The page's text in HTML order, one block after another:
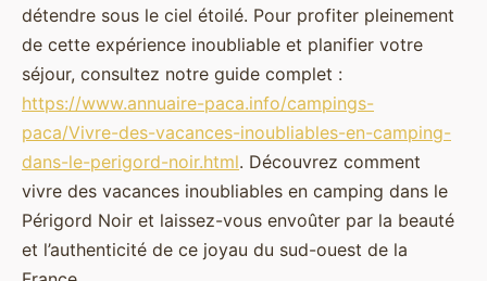
détendre sous le ciel étoilé. Pour profiter pleinement
de cette expérience inoubliable et planifier votre
séjour, consultez notre guide complet :
https://www.annuaire-paca.info/campings-
paca/Vivre-des-vacances-inoubliables-en-camping-
dans-le-perigord-noir.html. Découvrez comment
vivre des vacances inoubliables en camping dans le
Périgord Noir et laissez-vous envoûter par la beauté
et l’authenticité de ce joyau du sud-ouest de la